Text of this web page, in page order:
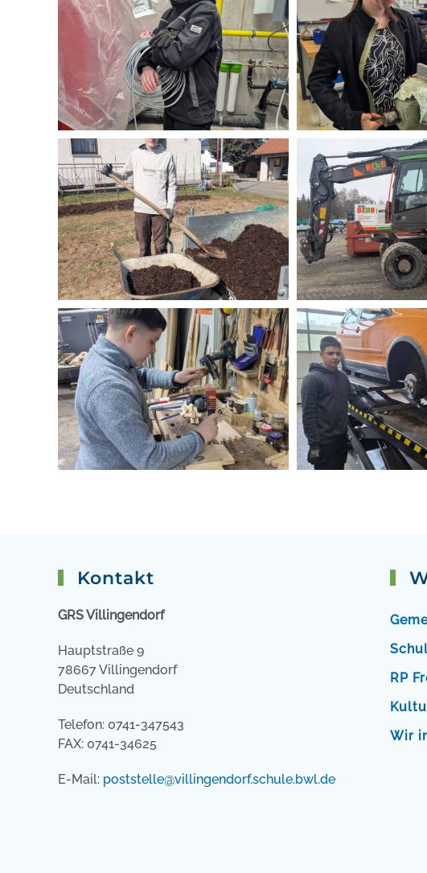
Kontakt
GRS Villingendorf
Hauptstraße 9
78667 Villingendorf
Deutschland
Telefon: 0741-347543
FAX: 0741-34625
E-Mail: poststelle@villingendorf.schule.bwl.de
RP
Wir